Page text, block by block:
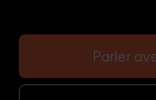
Parler